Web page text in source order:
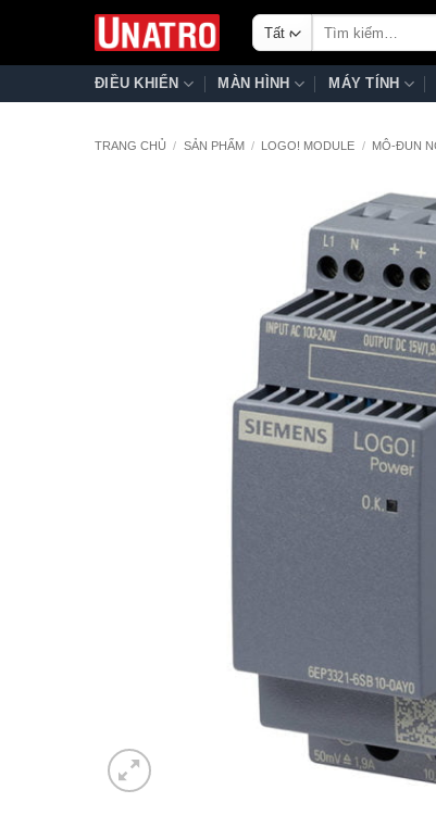
nội
ĐIỀU KHIỂN MÀN HÌNH MÁY TÍNH
TRANG CHỦ / SẢN PHẨM / LOGO! MODULE / MÔ-ĐUN